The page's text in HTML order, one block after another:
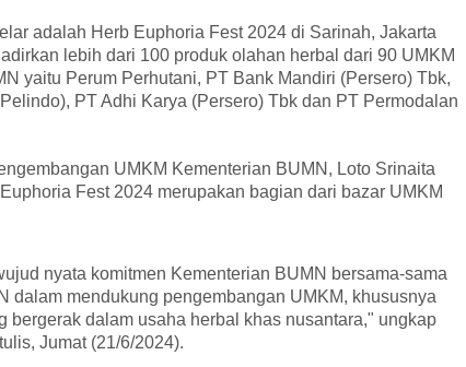
adalah Herb Euphoria Fest 2024 di Sarinah, Jakarta
lebih dari 100 produk olahan herbal dari 90 UMKM
yaitu Perum Perhutani, PT Bank Mandiri (Persero) Tbk,
PT Adhi Karya (Persero) Tbk dan PT Permodalan
UMKM Kementerian BUMN, Loto Srinaita
Fest 2024 merupakan bagian dari bazar UMKM
nyata komitmen Kementerian BUMN bersama-sama
dalam mendukung pengembangan UMKM, khususnya
bergerak dalam usaha herbal khas nusantara," ungkap
Jumat (21/6/2024).